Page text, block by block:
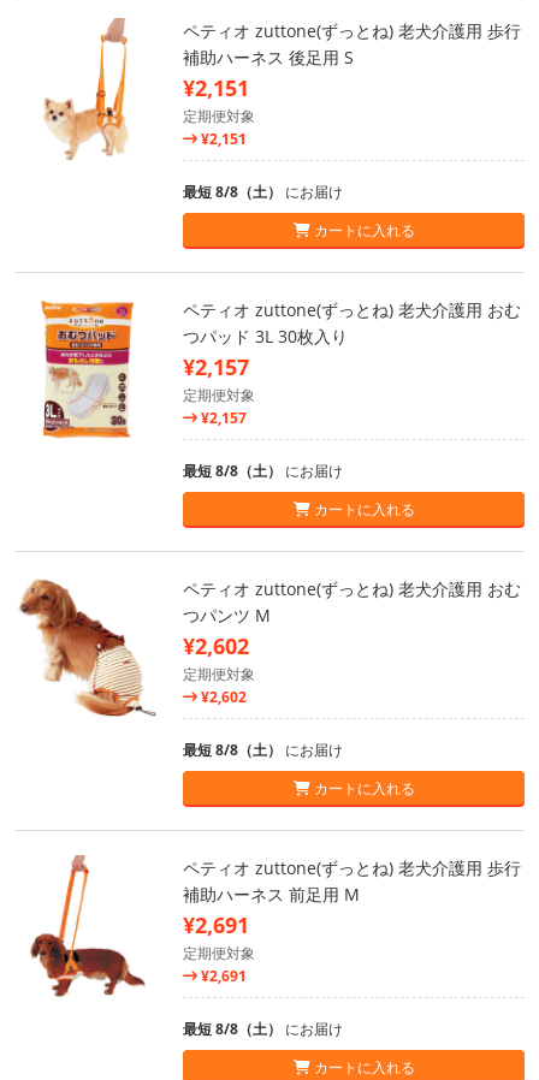
ペティオ zuttone(ずっとね) 老犬介護用 歩行
補助ハーネス 後足用 S
¥2,151
定期便対象
¥2,151
最短 8/8（土） にお届け
カートに入れる
ペティオ zuttone(ずっとね) 老犬介護用 おむ
つパッド 3L 30枚入り
¥2,157
定期便対象
¥2,157
最短 8/8（土） にお届け
カートに入れる
ペティオ zuttone(ずっとね) 老犬介護用 おむ
つパンツ M
¥2,602
定期便対象
¥2,602
最短 8/8（土） にお届け
カートに入れる
ペティオ zuttone(ずっとね) 老犬介護用 歩行
補助ハーネス 前足用 M
¥2,691
定期便対象
¥2,691
最短 8/8（土） にお届け
カートに入れる